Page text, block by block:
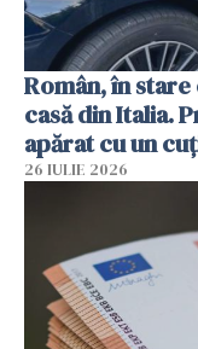
Român, în
casă din Italia.
apărat cu un
26 IULIE 2026